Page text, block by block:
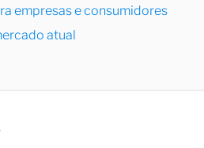
empresas e consumidores
atual